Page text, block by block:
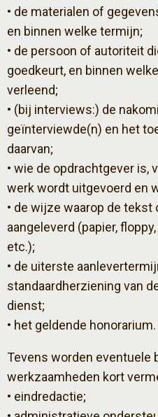
• de materialen of
en binnen welke termijn;
• de persoon of autoriteit
goedkeurt, en binnen
verleend;
• (bij interviews:) de
geïnterviewde(n) en het
daarvan;
• wie de opdrachtgever is,
werk wordt uitgevoerd en
• de wijze waarop de
aangeleverd (papier,
etc.);
• de uiterste
standaardherziening van
dienst;
• het geldende honorarium.
Tevens worden eventuele
werkzaamheden kort
• eindredactie;